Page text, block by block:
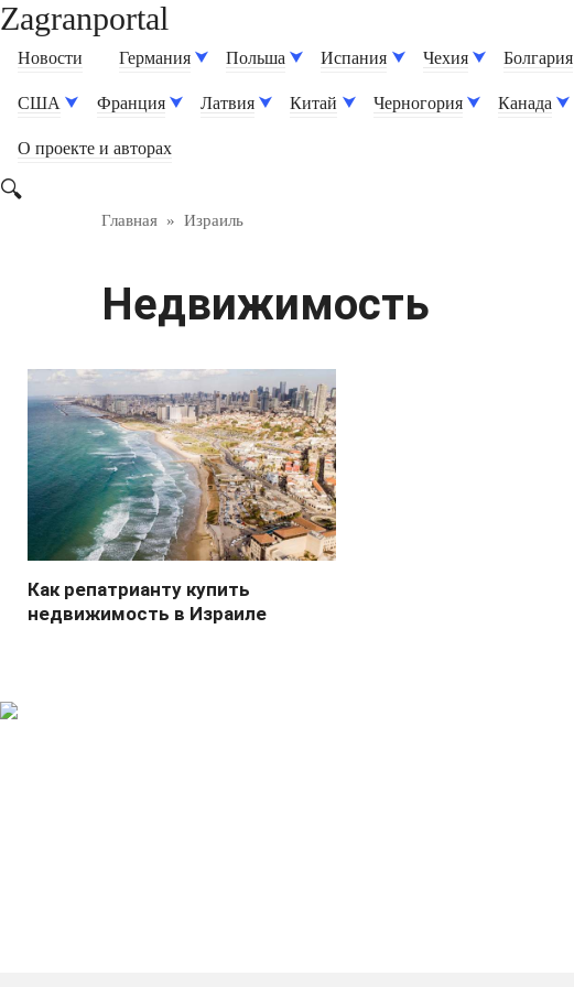
Перейти
Zagranportal
Новости Германия Польша Испания Чехия Болгария
США Франция Латвия Китай Черногория Канада
О проекте и авторах
Главная » Израиль
Недвижимость
Как репатрианту купить
недвижимость в Израиле